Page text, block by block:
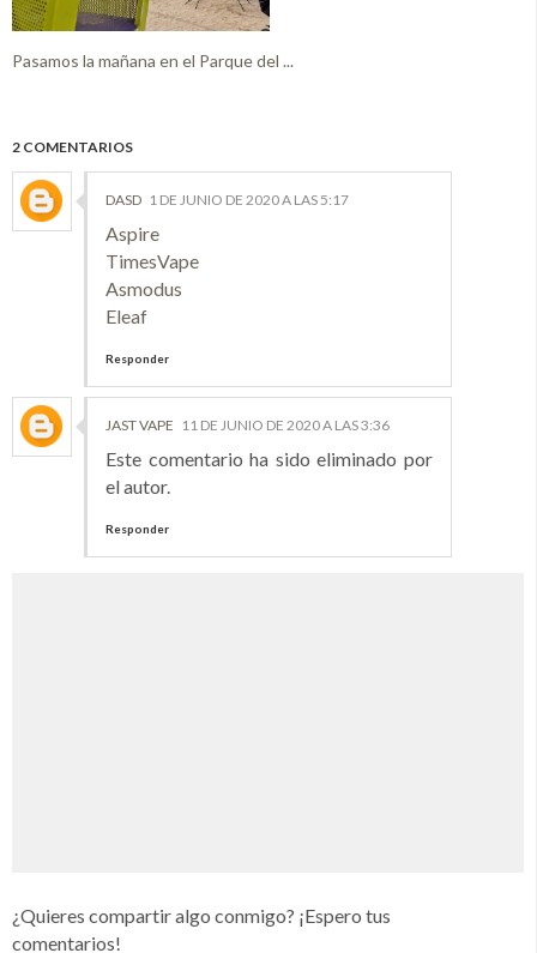
Pasamos la mañana en el Parque del ...
2 COMENTARIOS
DASD 1 DE JUNIO DE 2020 A LAS 5:17
Aspire
TimesVape
Asmodus
Eleaf
Responder
JAST VAPE 11 DE JUNIO DE 2020 A LAS 3:36
Este comentario ha sido eliminado por
el autor.
Responder
¿Quieres compartir algo conmigo? ¡Espero tus
comentarios!